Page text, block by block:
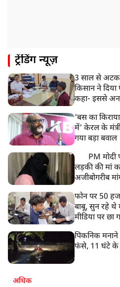
भारत समेत 5 देशों पर 100% टैरिफ
8:19 AM
PM मोदी आज IIT दिल्ली के
ट्रेंडिंग न्यूज़
3 साल से
किसान ने
कहा- इससे
'बस का
में' केरल के
गया बड़ा बवाल
PM मोदी
लड़की की मां
अजीबोगरीब
फोन पर 50
बाबू, सुन रहे थे
मीडिया पर छा
पिकनिक
फंसे, 11 घंटे के
अधिक